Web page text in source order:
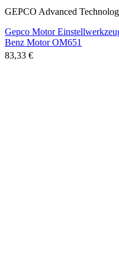
GEPCO Advanced
Gepco Motor
Benz Motor OM651
83,33 €